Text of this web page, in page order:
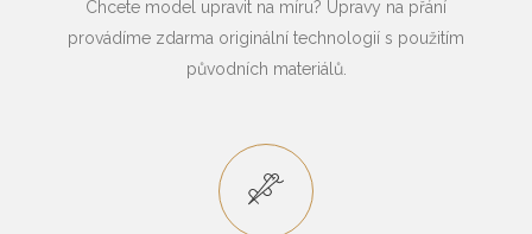
Chcete model upravit na míru? Úpravy na přání
provádíme zdarma originální technologií s použitím
původních materiálů.